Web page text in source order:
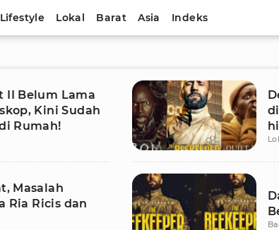
Lifestyle Lokal Barat Asia Indeks
II Belum Lama
Kini Sudah
Rumah!
Masalah
Ria Ricis dan